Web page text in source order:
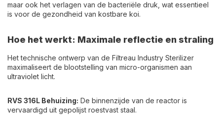
maar ook het verlagen van de bacteriële druk, wat essentieel
is voor de gezondheid van kostbare koi.
Hoe het werkt: Maximale reflectie en straling
Het technische ontwerp van de Filtreau Industry Sterilizer
maximaliseert de blootstelling van micro-organismen aan
ultraviolet licht.
RVS 316L Behuizing: De binnenzijde van de reactor is
vervaardigd uit gepolijst roestvast staal.